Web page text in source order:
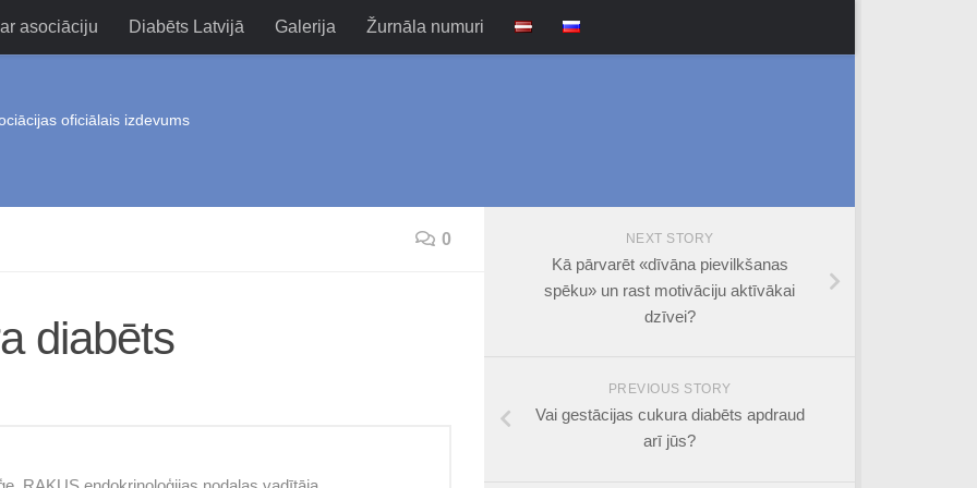
asociāciju Diabēts Latvijā Galerija Žurnāla numuri
oficiālais izdevums
0
diabēts
NEXT STORY
Kā pārvarēt «dīvāna pievilkšanas
spēku» un rast motivāciju aktīvākai
dzīvei?
PREVIOUS STORY
Vai gestācijas cukura diabēts apdraud
arī jūs?